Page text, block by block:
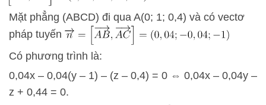
Mặt phẳng (ABCD) đi qua A(0; 1; 0,4) và có vectơ
pháp tuyến
Có phương trình là:
0,04x – 0,04(y – 1) – (z – 0,4) = 0 ⇔ 0,04x – 0,04y –
z + 0,44 = 0.